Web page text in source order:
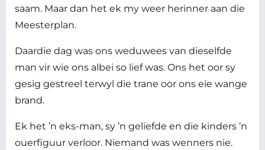
saam. Maar dan het ek my weer herinner aan die
Meesterplan.
Daardie dag was ons weduwees van dieselfde
man vir wie ons albei so lief was. Ons het oor sy
gesig gestreel terwyl die trane oor ons eie wange
brand.
Ek het ’n eks-man, sy ’n geliefde en die kinders ’n
ouerfiguur verloor. Niemand was wenners nie.